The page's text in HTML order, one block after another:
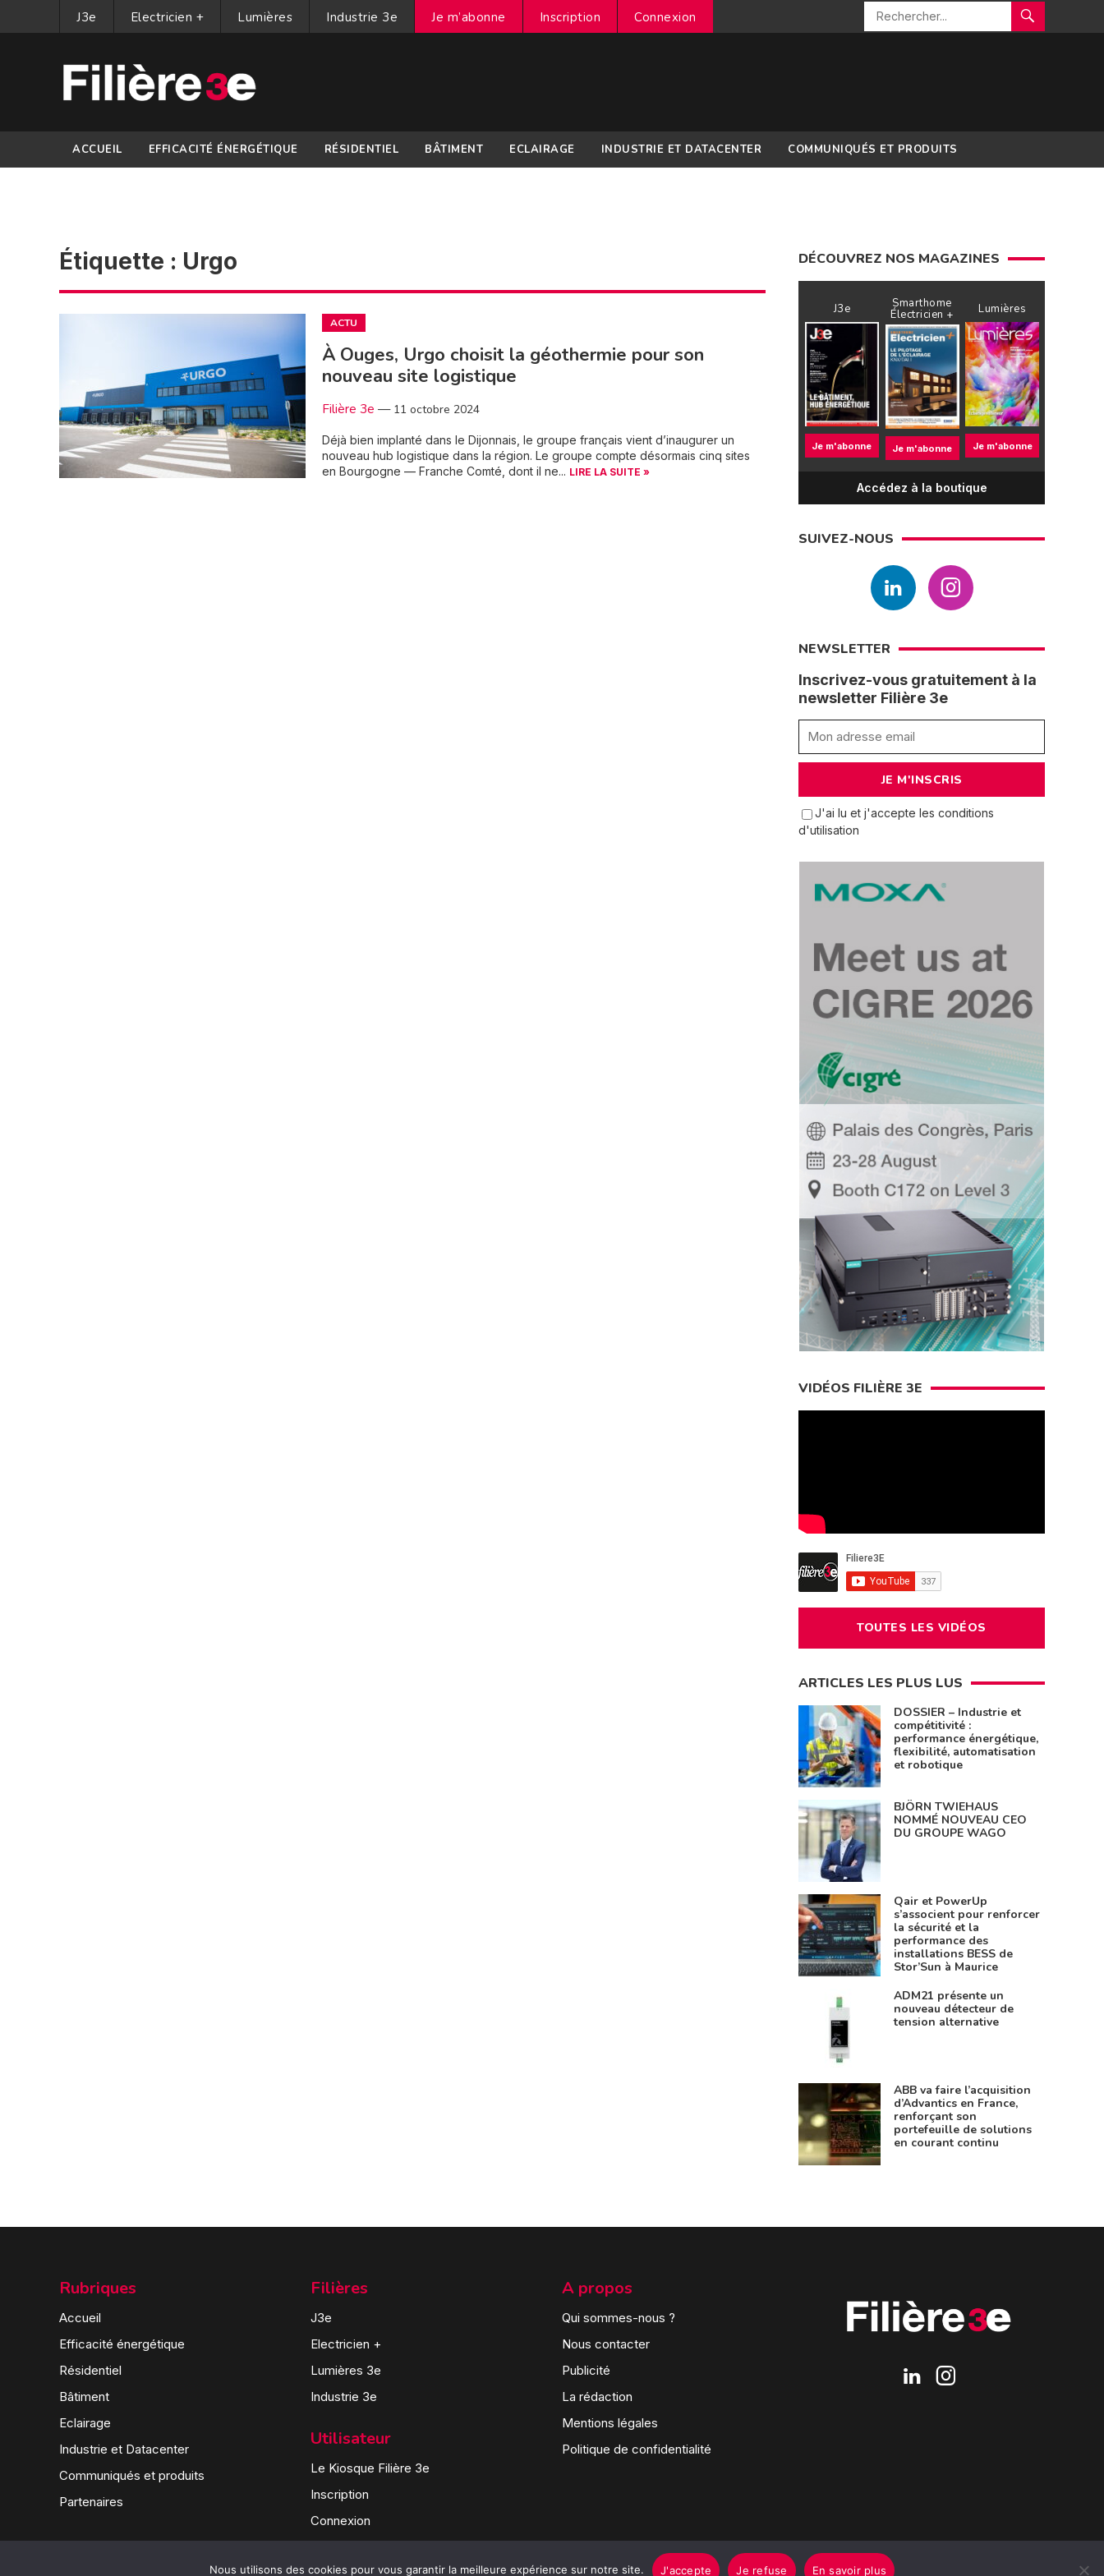
J3e Electricien + Lumières Industrie 3e Je m’abonne Inscription Connexion
ACCUEIL EFFICACITÉ ÉNERGÉTIQUE RÉSIDENTIEL BÂTIMENT ECLAIRAGE INDUSTRIE ET DATACENTER COMMUNIQUÉS ET PRODUITS
Étiquette : Urgo
ACTU
À Ouges, Urgo choisit la géothermie pour son
nouveau site logistique
Filière 3e — 11 octobre 2024
Déjà bien implanté dans le Dijonnais, le groupe français vient d’inaugurer un
nouveau hub logistique dans la région. Le groupe compte désormais cinq sites
en Bourgogne — Franche Comté, dont il ne... LIRE LA SUITE »
DÉCOUVREZ NOS MAGAZINES
J3e
Je m'abonne
Smarthome
Électricien +
Je m'abonne
Lumières
Je m'abonne
Accédez à la boutique
SUIVEZ-NOUS
NEWSLETTER
Inscrivez-vous gratuitement à la
newsletter Filière 3e
J'ai lu et j'accepte les conditions
d'utilisation
VIDÉOS FILIÈRE 3E
TOUTES LES VIDÉOS
ARTICLES LES PLUS LUS
DOSSIER – Industrie et
compétitivité :
performance énergétique,
flexibilité, automatisation
et robotique
BJÖRN TWIEHAUS
NOMMÉ NOUVEAU CEO
DU GROUPE WAGO
Qair et PowerUp
s’associent pour renforcer
la sécurité et la
performance des
installations BESS de
Stor’Sun à Maurice
ADM21 présente un
nouveau détecteur de
tension alternative
ABB va faire l’acquisition
d’Advantics en France,
renforçant son
portefeuille de solutions
en courant continu
Rubriques
Accueil
Efficacité énergétique
Résidentiel
Bâtiment
Eclairage
Industrie et Datacenter
Communiqués et produits
Partenaires
Filières
J3e
Electricien +
Lumières 3e
Industrie 3e
Utilisateur
Le Kiosque Filière 3e
Inscription
Connexion
A propos
Qui sommes-nous ?
Nous contacter
Publicité
La rédaction
Mentions légales
Politique de confidentialité
Nous utilisons des cookies pour vous garantir la meilleure expérience sur notre site. J'accepte Je refuse En savoir plus